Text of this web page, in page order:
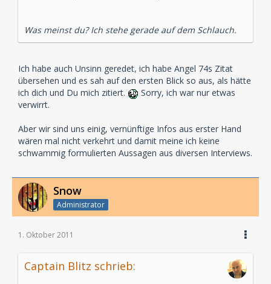
Was meinst du? Ich stehe gerade auf dem Schlauch.
Ich habe auch Unsinn geredet, ich habe Angel 74s Zitat
übersehen und es sah auf den ersten Blick so aus, als hätte
ich dich und Du mich zitiert.
Sorry, ich war nur etwas
verwirrt.
Aber wir sind uns einig, vernünftige Infos aus erster Hand
wären mal nicht verkehrt und damit meine ich keine
schwammig formulierten Aussagen aus diversen Interviews.
Snow
Administrator
1. Oktober 2011
Captain Blitz schrieb: